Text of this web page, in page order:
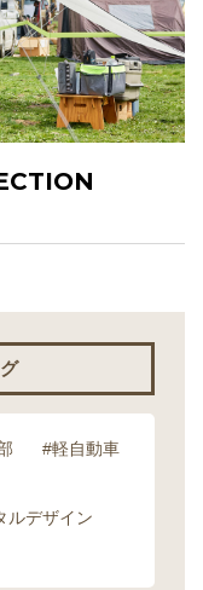
#軽自動車
ルデザイン